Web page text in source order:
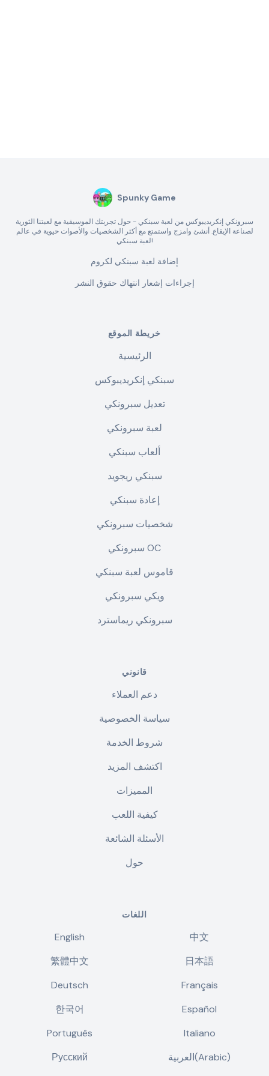
Spunky Game
سبرونكي إنكريديبوكس من لعبة سبنكي - حول تجربتك الموسيقية مع لعبتنا الثورية
لصناعة الإيقاع. أنشئ وامزج واستمتع مع أكثر الشخصيات والأصوات حيوية في عالم
لعبة سبنكي!
إضافة لعبة سبنكي لكروم
إجراءات إشعار انتهاك حقوق النشر
خريطة الموقع
الرئيسية
سبنكي إنكريديبوكس
تعديل سبرونكي
لعبة سبرونكي
ألعاب سبنكي
سبنكي ريجويد
إعادة سبنكي
شخصيات سبرونكي
سبرونكي OC
قاموس لعبة سبنكي
ويكي سبرونكي
سبرونكي ريماسترد
قانوني
دعم العملاء
سياسة الخصوصية
شروط الخدمة
اكتشف المزيد
المميزات
كيفية اللعب
الأسئلة الشائعة
حول
اللغات
English
中文
繁體中文
日本語
Deutsch
Français
한국어
Español
Português
Italiano
Русский
العربية(Arabic)